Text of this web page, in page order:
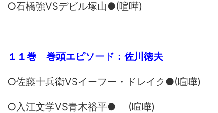
○石橋強VSデビル塚山●(喧嘩)
１１巻 巻頭エピソード：佐川徳夫
○佐藤十兵衛VSイーフー・ドレイク●(喧嘩)
○入江文学VS青木裕平● (喧嘩)